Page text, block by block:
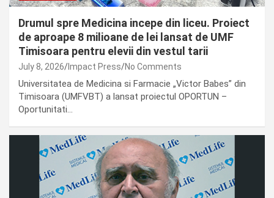
Drumul spre Medicina incepe din liceu. Proiect
de aproape 8 milioane de lei lansat de UMF
Timisoara pentru elevii din vestul tarii
July 8, 2026 Impact Press No Comments
Universitatea de Medicina si Farmacie „Victor Babes” din
Timisoara (UMFVBT) a lansat proiectul OPORTUN –
Oportunitati…